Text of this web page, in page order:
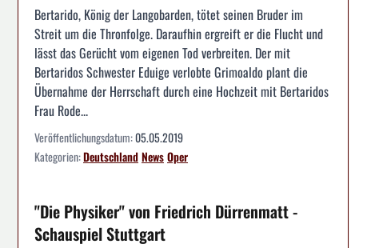
Bertarido, König der Langobarden, tötet seinen Bruder im
Streit um die Thronfolge. Daraufhin ergreift er die Flucht und
lässt das Gerücht vom eigenen Tod verbreiten. Der mit
Bertaridos Schwester Eduige verlobte Grimoaldo plant die
Übernahme der Herrschaft durch eine Hochzeit mit Bertaridos
Frau Rode...
Veröffentlichungsdatum:05.05.2019
Kategorien:DeutschlandNewsOper
"Die Physiker" von Friedrich Dürrenmatt -
Schauspiel Stuttgart